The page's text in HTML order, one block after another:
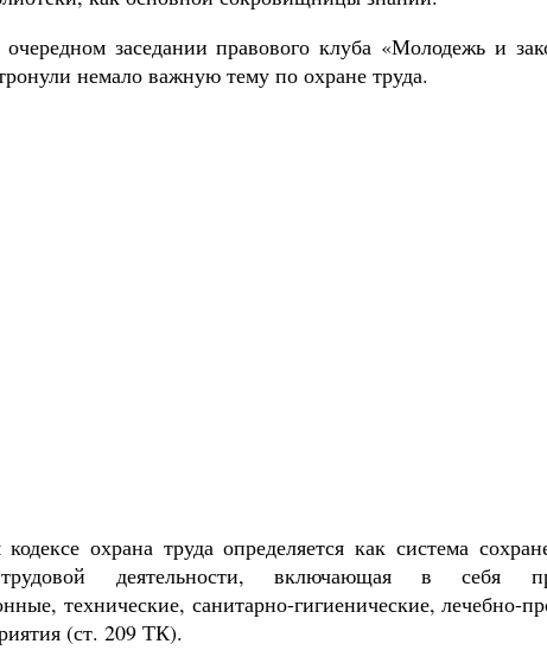
заседании правового клуба «Молодежь и
немало важную тему по охране труда.
охрана труда определяется как система
деятельности, включающая в себя
технические, санитарно-гигиенические, лечебно-
(ст. 209 ТК).